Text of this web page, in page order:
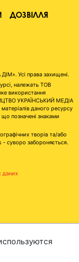
ДОЗВІЛЛЯ
Усі права захищені.
належать ТОВ
використання
УКРАЇНСЬКИЙ МЕДІА
даного ресурсу
позначені знаками
творів та/або
- суворо забороняється.
даних